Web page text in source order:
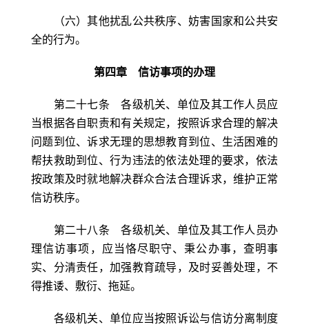
（六）其他扰乱公共秩序、妨害国家和公共安
全的行为。
第四章 信访事项的办理
第二十七条 各级机关、单位及其工作人员应
当根据各自职责和有关规定，按照诉求合理的解决
问题到位、诉求无理的思想教育到位、生活困难的
帮扶救助到位、行为违法的依法处理的要求，依法
按政策及时就地解决群众合法合理诉求，维护正常
信访秩序。
第二十八条 各级机关、单位及其工作人员办
理信访事项，应当恪尽职守、秉公办事，查明事
实、分清责任，加强教育疏导，及时妥善处理，不
得推诿、敷衍、拖延。
各级机关、单位应当按照诉讼与信访分离制度